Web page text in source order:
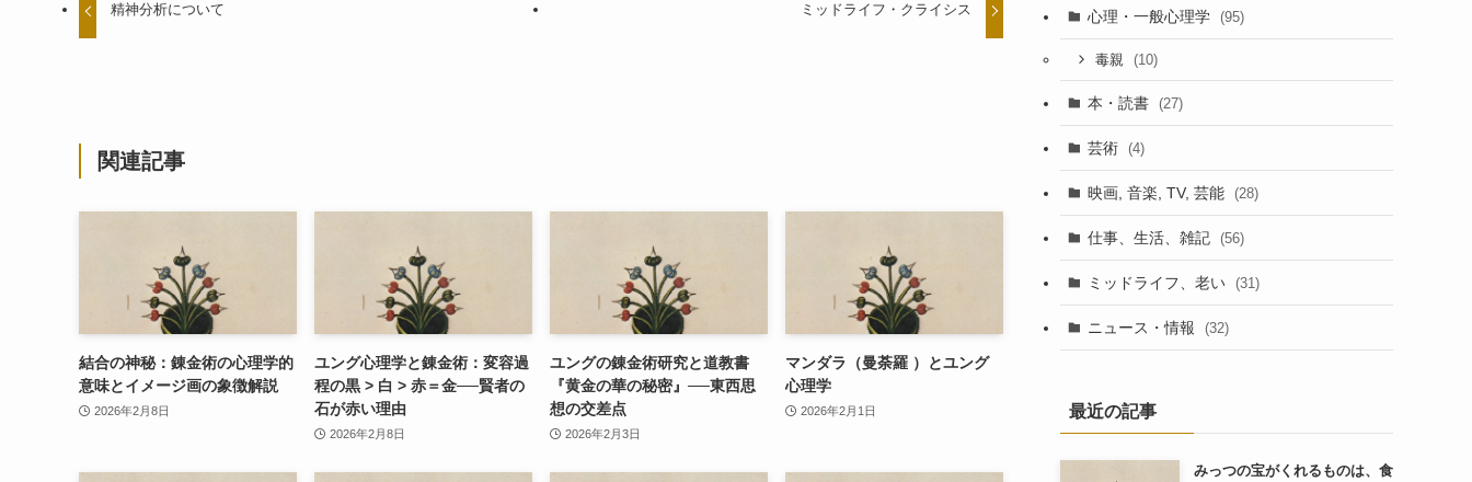
精神分析について ミッドライフ・クライシス
関連記事
結合の神秘：錬金術の心理学的
意味とイメージ画の象徴解説
2026年2月8日
ユング心理学と錬金術：変容過
程の黒 > 白 > 赤＝金──賢者の
石が赤い理由
2026年2月8日
ユングの錬金術研究と道教書
『黄金の華の秘密』──東西思
想の交差点
2026年2月3日
マンダラ（曼荼羅 ）とユング
心理学
2026年2月1日
心理・一般心理学 (95)
毒親 (10)
本・読書 (27)
芸術 (4)
映画, 音楽, TV, 芸能 (28)
仕事、生活、雑記 (56)
ミッドライフ、老い (31)
ニュース・情報 (32)
最近の記事
みっつの宝がくれるものは、食